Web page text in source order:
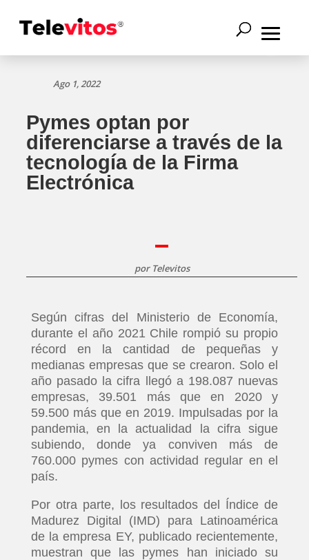
Ago 1, 2022
Pymes optan por
diferenciarse a través de la
tecnología de la Firma
Electrónica
por Televitos
Según cifras del Ministerio de Economía,
durante el año 2021 Chile rompió su propio
récord en la cantidad de pequeñas y
medianas empresas que se crearon. Solo el
año pasado la cifra llegó a 198.087 nuevas
empresas, 39.501 más que en 2020 y
59.500 más que en 2019. Impulsadas por la
pandemia, en la actualidad la cifra sigue
subiendo, donde ya conviven más de
760.000 pymes con actividad regular en el
país.
Por otra parte, los resultados del Índice de
Madurez Digital (IMD) para Latinoamérica
de la empresa EY, publicado recientemente,
muestran que las pymes han iniciado su